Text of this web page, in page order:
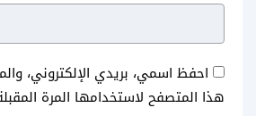
احفظ اسمي، بريدي الإلكتروني،
هذا المتصفح لاستخدامها المرة